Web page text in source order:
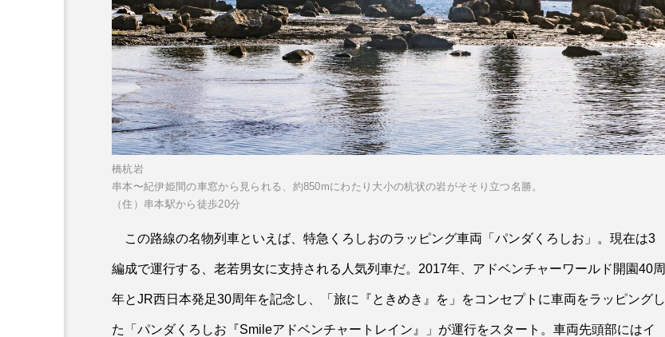
橋杭岩
串本〜紀伊姫間の車窓から見られる、約850mにわたり大小の杭状の岩がそそり立つ名勝。
（住）串本駅から徒歩20分
この路線の名物列車といえば、特急くろしおのラッピング車両「パンダくろしお」。現在は3
編成で運行する、老若男女に支持される人気列車だ。2017年、アドベンチャーワールド開園40周
年とJR西日本発足30周年を記念し、「旅に『ときめき』を」をコンセプトに車両をラッピングし
た「パンダくろしお『Smileアドベンチャートレイン』」が運行をスタート。車両先頭部にはイ